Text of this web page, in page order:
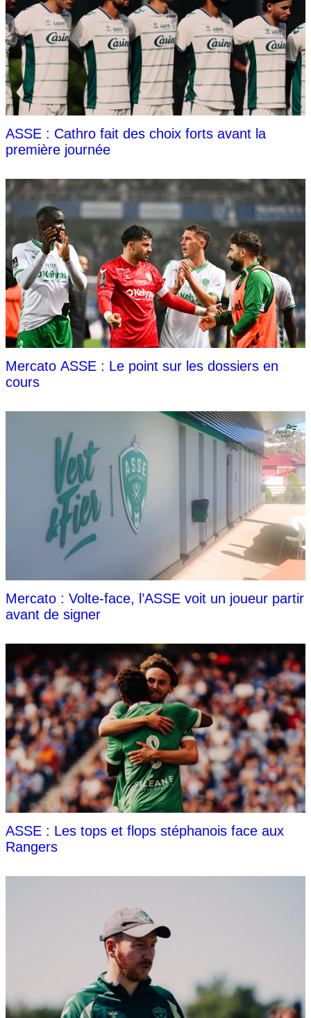
ASSE : Cathro fait des choix forts avant la
première journée
Mercato ASSE : Le point sur les dossiers en
cours
Mercato : Volte-face, l’ASSE voit un joueur partir
avant de signer
ASSE : Les tops et flops stéphanois face aux
Rangers